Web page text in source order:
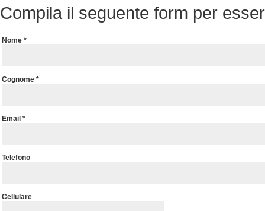
Compila il seguente form per
Nome *
Cognome *
Email *
Telefono
Cellulare